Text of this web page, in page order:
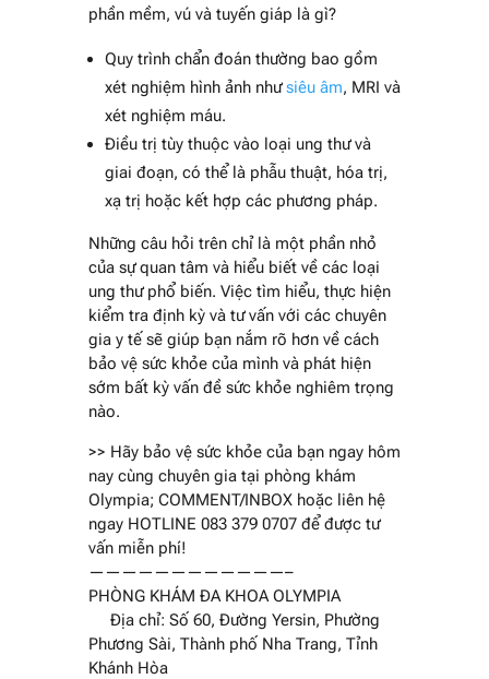
phần mềm, vú và tuyến giáp là gì?
Quy trình chẩn đoán thường bao gồm
xét nghiệm hình ảnh nhưsiêu âm, MRI và
xét nghiệm máu.
Điều trị tùy thuộc vào loại ung thư và
giai đoạn, có thể là phẫu thuật, hóa trị,
xạ trị hoặc kết hợp các phương pháp.
Những câu hỏi trên chỉ là một phần nhỏ
của sự quan tâm và hiểu biết về các loại
ung thư phổ biến. Việc tìm hiểu, thực hiện
kiểm tra định kỳ và tư vấn với các chuyên
gia y tế sẽ giúp bạn nắm rõ hơn về cách
bảo vệ sức khỏe của mình và phát hiện
sớm bất kỳ vấn đề sức khỏe nghiêm trọng
nào.
>> Hãy bảo vệ sức khỏe của bạn ngay hôm
nay cùng chuyên gia tại phòng khám
Olympia; COMMENT/INBOX hoặc liên hệ
ngay HOTLINE 083 379 0707 để được tư
vấn miễn phí!
————————————–
PHÒNG KHÁM ĐA KHOA OLYMPIA
Địa chỉ: Số 60, Đường Yersin, Phường
Phương Sài, Thành phố Nha Trang, Tỉnh
Khánh Hòa